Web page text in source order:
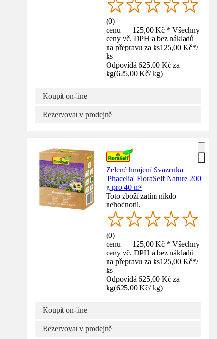
(0)
cenu — 125,00 Kč * Všechny
ceny vč. DPH a bez nákladů
na přepravu za ks125,00 Kč*/
ks
Odpovídá 625,00 Kč za
kg(625,00 Kč/ kg)
Koupit on-line
Rezervovat v prodejně
Zelené hnojení Svazenka
'Phacelia' FloraSelf Nature 200
g pro 40 m²
Toto zboží zatím nikdo
nehodnotil.
(0)
cenu — 125,00 Kč * Všechny
ceny vč. DPH a bez nákladů
na přepravu za ks125,00 Kč*/
ks
Odpovídá 625,00 Kč za
kg(625,00 Kč/ kg)
Koupit on-line
Rezervovat v prodejně